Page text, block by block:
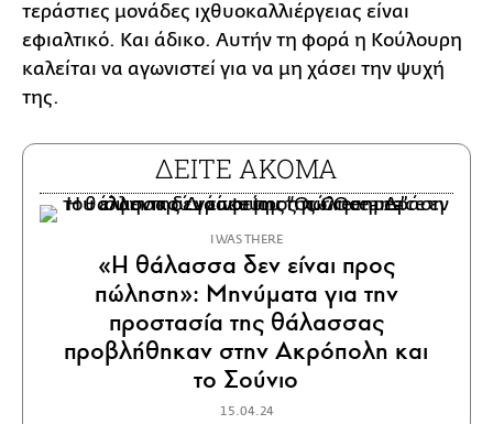
τεράστιες μονάδες ιχθυοκαλλιέργειας είναι
εφιαλτικό. Και άδικο. Αυτήν τη φορά η Κούλουρη
καλείται να αγωνιστεί για να μη χάσει την ψυχή
της.
ΔΕΙΤΕ ΑΚΟΜΑ
I WAS THERE
«Η θάλασσα δεν είναι προς
πώληση»: Μηνύματα για την
προστασία της θάλασσας
προβλήθηκαν στην Ακρόπολη και
το Σούνιο
15.04.24